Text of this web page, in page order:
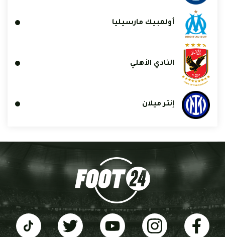
أولمبيك مارسيليا
النادي الأهلي
إنتر ميلان